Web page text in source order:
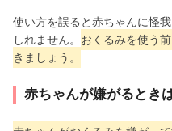
使い方を誤ると赤ちゃんに怪
しれません。 おくるみを使う
きましょう。
赤ちゃんが嫌がるとき